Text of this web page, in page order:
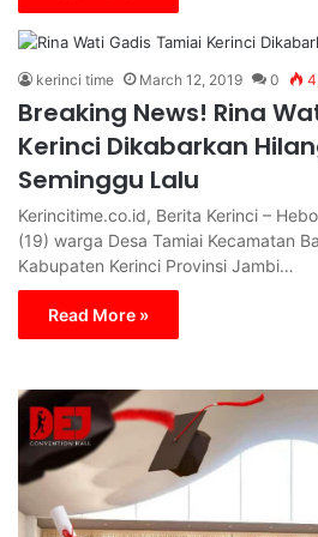
kerinci time March 12, 2019 0
Breaking News! Rina
Kerinci Dikabarkan
Seminggu Lalu
Kerincitime.co.id, Berita Kerinci –
(19) warga Desa Tamiai Kecamatan
Kabupaten Kerinci Provinsi Jambi…
Read More »